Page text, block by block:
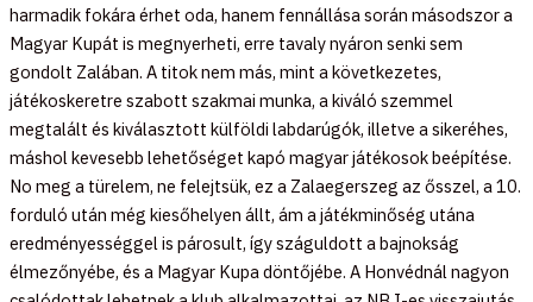
harmadik fokára érhet oda, hanem fennállása során másodszor a
Magyar Kupát is megnyerheti, erre tavaly nyáron senki sem
gondolt Zalában. A titok nem más, mint a következetes,
játékoskeretre szabott szakmai munka, a kiváló szemmel
megtalált és kiválasztott külföldi labdarúgók, illetve a sikeréhes,
máshol kevesebb lehetőséget kapó magyar játékosok beépítése.
No meg a türelem, ne felejtsük, ez a Zalaegerszeg az ősszel, a 10.
forduló után még kiesőhelyen állt, ám a játékminőség utána
eredményességgel is párosult, így száguldott a bajnokság
élmezőnyébe, és a Magyar Kupa döntőjébe. A Honvédnál nagyon